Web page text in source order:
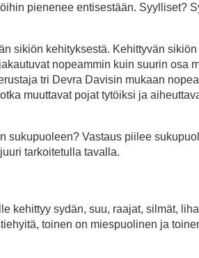
pienenee entisestään. Syylliset?
sikiön kehityksestä. Kehittyvän
nopeammin kuin suurin osa
tri Devra Davisin mukaan
muuttavat pojat tytöiksi ja
sukupuoleen? Vastaus piilee
tarkoitetulla tavalla.
kehittyy sydän, suu, raajat, silmät,
toinen on miespuolinen ja